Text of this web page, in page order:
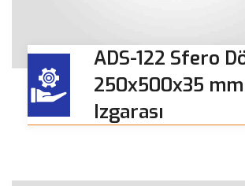
ADS-122 Sfero
250x500x35
Izgarası